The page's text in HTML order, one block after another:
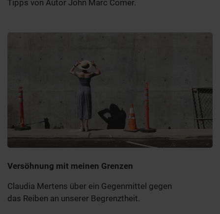
Tipps von Autor John Marc Comer.
Versöhnung mit meinen Grenzen
Claudia Mertens über ein Gegenmittel gegen
das Reiben an unserer Begrenztheit.